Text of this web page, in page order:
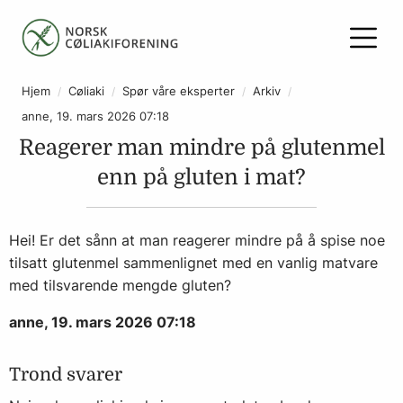
Hjem Cøliaki Spør våre eksperter
Arkiv
anne, 19. mars 2026 07:18
Reagerer man mindre på glutenmel
enn på gluten i mat?
Hei! Er det sånn at man reagerer mindre på å spise noe
tilsatt glutenmel sammenlignet med en vanlig matvare
med tilsvarende mengde gluten?
anne, 19. mars 2026 07:18
Trond svarer